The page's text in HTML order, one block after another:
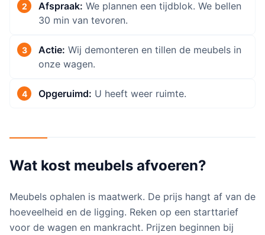
Afspraak: We plannen een tijdblok. We bellen
30 min van tevoren.
Actie: Wij demonteren en tillen de meubels in
onze wagen.
Opgeruimd: U heeft weer ruimte.
Wat kost meubels afvoeren?
Meubels ophalen is maatwerk. De prijs hangt af van de
hoeveelheid en de ligging. Reken op een starttarief
voor de wagen en mankracht. Prijzen beginnen bij